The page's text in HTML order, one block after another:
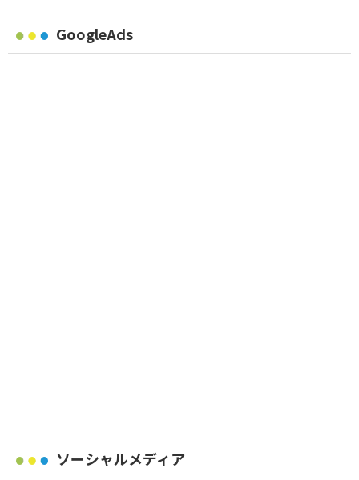
GoogleAds
ソーシャルメディア